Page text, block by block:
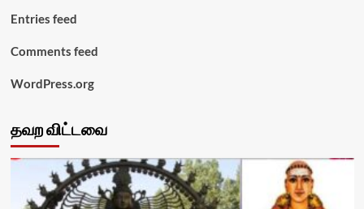
Entries feed
Comments feed
WordPress.org
தவற விட்டவை